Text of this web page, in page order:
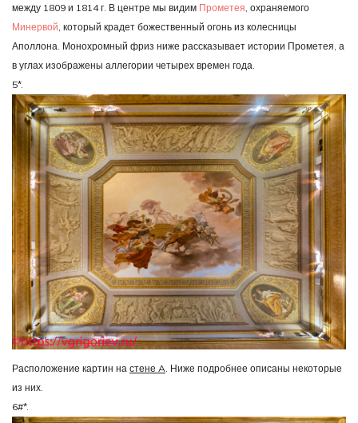
между 1809 и 1814 г. В центре мы видим Прометея , охраняемого
Минервой , который крадет божественный огонь из колесницы
Аполлона. Монохромный фриз ниже рассказывает истории Прометея, а
в углах изображены аллегории четырех времен года.
5*.
Расположение картин на стене A. Ниже подробнее описаны некоторые
из них.
6#*.